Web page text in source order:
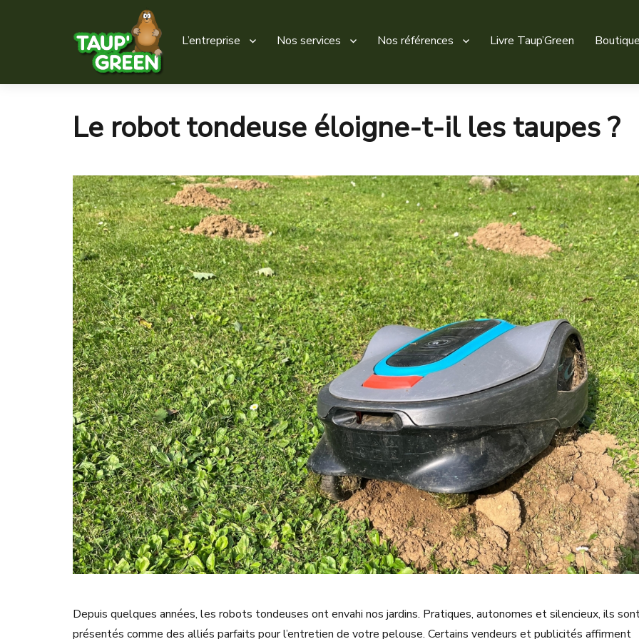
L’entreprise Nos services Nos références Livre Taup’Green
Le robot tondeuse éloigne-t-il les taupes ?
Depuis quelques années, les robots tondeuses ont envahi nos jardins. Pratiques, autonomes et silencieux, ils
présentés comme des alliés parfaits pour l’entretien de votre pelouse. Certains vendeurs et publicités affirment